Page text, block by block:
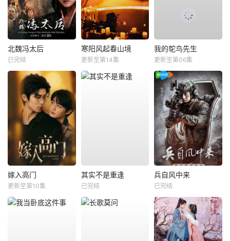
北魏冯太后
已完结
寒阳风起春山境
更新至第14集
我的鸵鸟先生
更新至第06集
嫁入高门
更新至第10集
其实不是重逢
已完结
兵自风中来
已完结